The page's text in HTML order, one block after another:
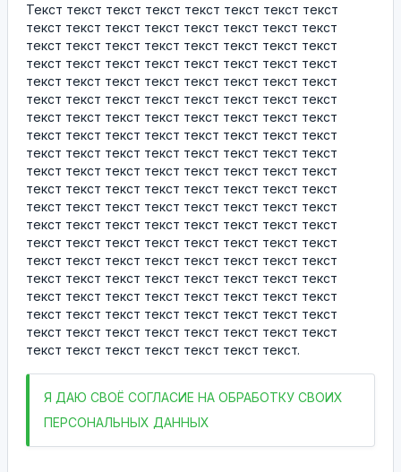
Текст текст текст текст текст текст текст текст
текст текст текст текст текст текст текст текст
текст текст текст текст текст текст текст текст
текст текст текст текст текст текст текст текст
текст текст текст текст текст текст текст текст
текст текст текст текст текст текст текст текст
текст текст текст текст текст текст текст текст
текст текст текст текст текст текст текст текст
текст текст текст текст текст текст текст текст
текст текст текст текст текст текст текст текст
текст текст текст текст текст текст текст текст
текст текст текст текст текст текст текст текст
текст текст текст текст текст текст текст текст
текст текст текст текст текст текст текст текст
текст текст текст текст текст текст текст текст
текст текст текст текст текст текст текст текст
текст текст текст текст текст текст текст текст
текст текст текст текст текст текст текст текст
текст текст текст текст текст текст текст текст
текст текст текст текст текст текст текст.
Я ДАЮ СВОЁ СОГЛАСИЕ НА ОБРАБОТКУ СВОИХ
ПЕРСОНАЛЬНЫХ ДАННЫХ